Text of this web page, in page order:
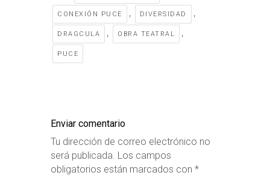
CONEXIÓN PUCE , DIVERSIDAD ,
DRAGCULA , OBRA TEATRAL ,
PUCE
Enviar comentario
Tu dirección de correo electrónico no
será publicada. Los campos
obligatorios están marcados con *